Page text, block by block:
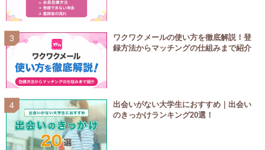
ワクワクメールの使い方を徹底解説！登
録方法からマッチングの仕組みまで紹介
出会いがない大学生におすすめ｜出会い
のきっかけランキング20選！